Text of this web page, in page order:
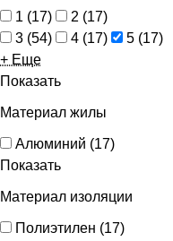
1 (17) 2 (17)
3 (54) 4 (17) 5 (17)
+ Еще
Показать
Материал жилы
Алюминий (17)
Показать
Материал изоляции
Полиэтилен (17)